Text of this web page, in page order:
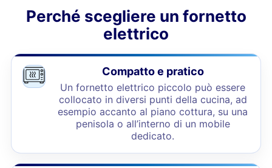
Perché scegliere un fornetto
elettrico
Compatto e pratico
Un fornetto elettrico piccolo può essere
collocato in diversi punti della cucina, ad
esempio accanto al piano cottura, su una
penisola o all’interno di un mobile
dedicato.